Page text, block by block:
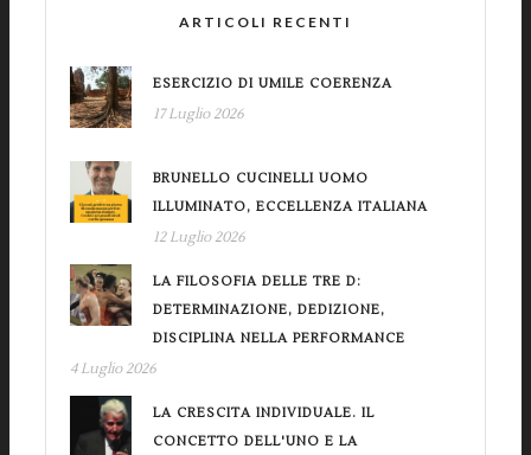
ARTICOLI RECENTI
ESERCIZIO DI UMILE COERENZA
17 Luglio 2026
BRUNELLO CUCINELLI UOMO
ILLUMINATO, ECCELLENZA ITALIANA
12 Luglio 2026
LA FILOSOFIA DELLE TRE D:
DETERMINAZIONE, DEDIZIONE,
DISCIPLINA NELLA PERFORMANCE
4 Luglio 2026
LA CRESCITA INDIVIDUALE. IL
CONCETTO DELL'UNO E LA